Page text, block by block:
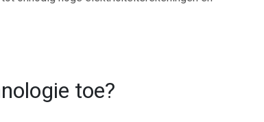
toe?